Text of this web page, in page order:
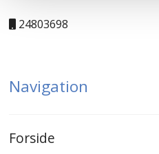
24803698
Navigation
Forside